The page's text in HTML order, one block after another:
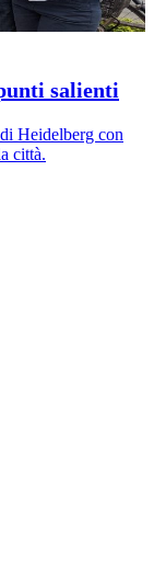
salienti
Heidelberg con
città.